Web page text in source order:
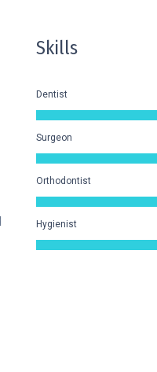
Skills
Dentist
Surgeon
Orthodontist
Hygienist